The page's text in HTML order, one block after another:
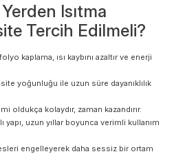
Isıtma
Tercih Edilmeli?
kaplama, ısı kaybını azaltır ve enerji
yoğunluğu ile uzun süre dayanıklılık
oldukça kolaydır, zaman kazandırır.
yapı, uzun yıllar boyunca verimli kullanım
engelleyerek daha sessiz bir ortam